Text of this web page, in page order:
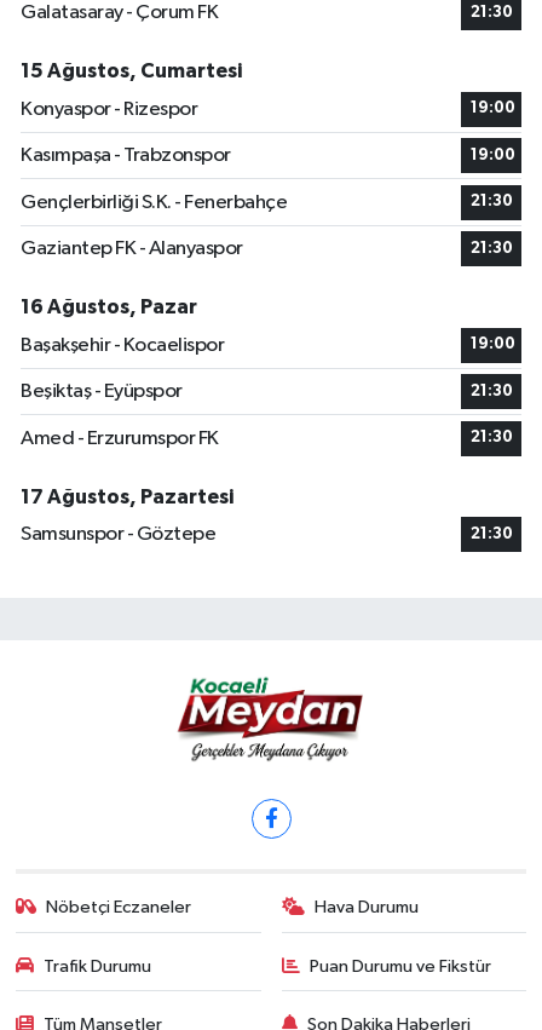
Galatasaray - Çorum FK
21:30
15 Ağustos, Cumartesi
Konyaspor - Rizespor
19:00
Kasımpaşa - Trabzonspor 19:00
Gençlerbirliği S.K. - Fenerbahçe 21:30
Gaziantep FK - Alanyaspor 21:30
16 Ağustos, Pazar
Başakşehir - Kocaelispor
19:00
Beşiktaş - Eyüpspor 21:30
Amed - Erzurumspor FK 21:30
17 Ağustos, Pazartesi
Samsunspor - Göztepe
21:30
Nöbetçi Eczaneler Hava Durumu
Trafik Durumu Puan Durumu ve Fikstür
Tüm Manşetler Son Dakika Haberleri